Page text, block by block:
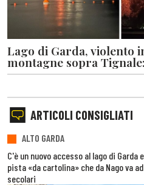
Lago di Garda, violento
montagne sopra
ARTICOLI CONSIGLIATI
ALTO GARDA
C'è un nuovo accesso al lago di
pista «da cartolina» che da Nago va
secolari